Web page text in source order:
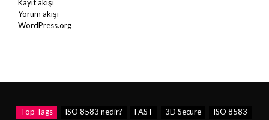
Kayıt akışı
Yorum akışı
WordPress.org
Top Tags ISO 8583 nedir? FAST 3D Secure
ISO 8583